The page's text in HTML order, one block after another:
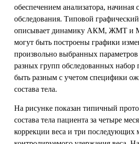
обеспечением анализатора, начиная
обследования. Типовой
описывает динамику АКМ, ЖМТ и
могут быть построены графики
произвольно выбранных параметров
разных групп обследованных набор
быть разным с учетом специфики
состава тела.
На рисунке показан типичный
состава тела пациента за четыре
коррекции веса и три последующих